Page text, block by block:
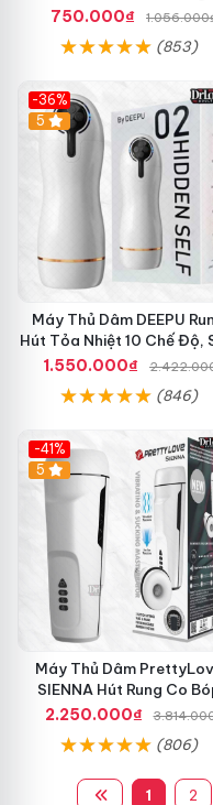
Tốt
750.000₫
(853)
-36%
Hot
5
Máy Thủ Dâm DEEPU
Hút Tỏa Nhiệt 10 Chế Độ,
Pin
1.550.000₫
(846)
-41%
Hot
5
Máy Thủ Dâm
SIENNA Hút Rung Co
Mạnh Mẽ Nam
2.250.000₫
(806)
1 2